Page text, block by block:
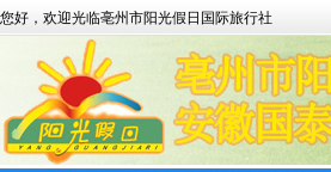
您好，欢迎光临亳州市阳光假日国际旅行社